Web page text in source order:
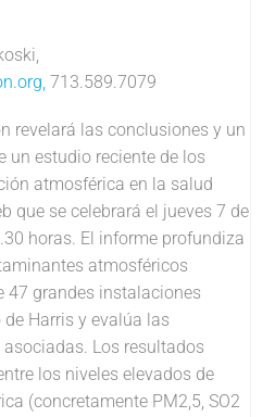
, 713.589.7079
revelará las conclusiones y un
un estudio reciente de los
atmosférica en la salud
que se celebrará el jueves 7 de
horas. El informe profundiza
atmosféricos
47 grandes instalaciones
Harris y evalúa las
Los resultados
los niveles elevados de
(concretamente PM2,5, SO2